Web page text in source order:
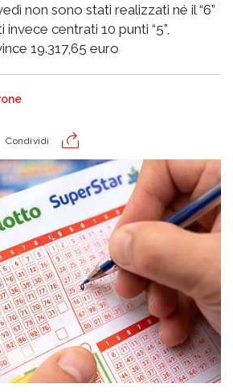
non sono stati realizzati né il “6”
invece centrati 10 punti “5”,
19.317,65 euro
Condividi